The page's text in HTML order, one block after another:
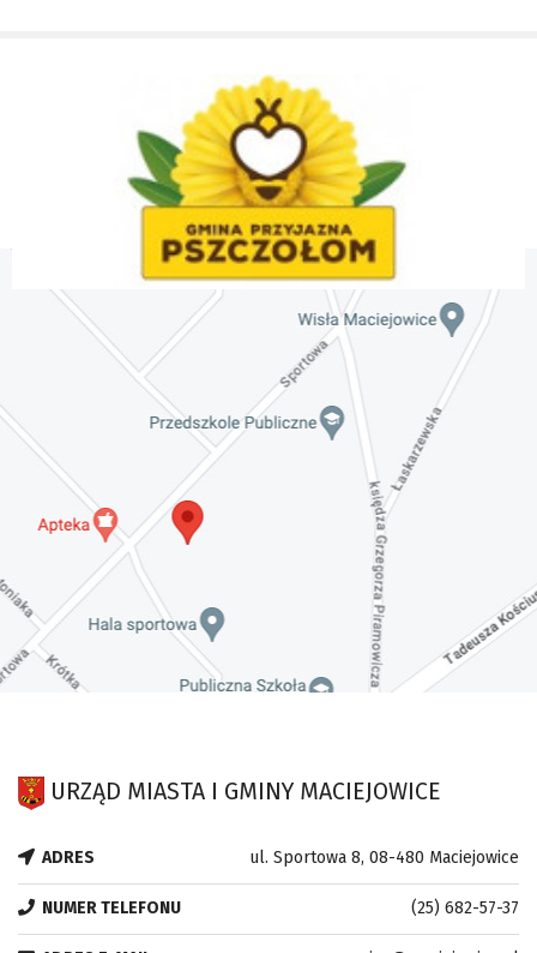
URZĄD MIASTA I GMINY MACIEJOWICE
ADRES ul. Sportowa 8, 08-480 Maciejowice
NUMER TELEFONU (25) 682-57-37